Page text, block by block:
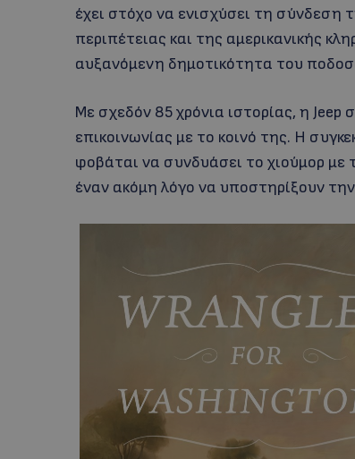
έχει στόχο να ενισχύσει τη σύνδεση
περιπέτειας και της αμερικανικής
αυξανόμενη δημοτικότητα του
Με σχεδόν 85 χρόνια ιστορίας, η Jeep
επικοινωνίας με το κοινό της. Η
φοβάται να συνδυάσει το χιούμορ
έναν ακόμη λόγο να υποστηρίξουν